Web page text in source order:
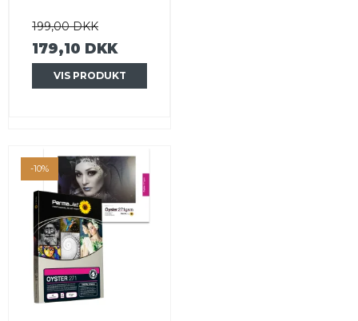
199,00 DKK
179,10 DKK
VIS PRODUKT
-10%